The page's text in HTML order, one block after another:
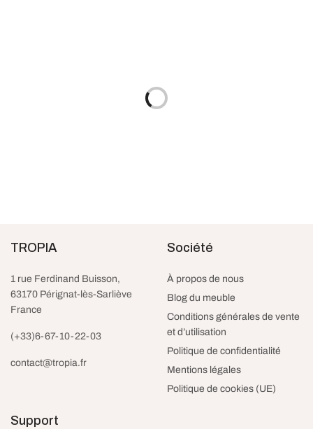
était :
Ajouter au panier
TROPIA
1 rue Ferdinand Buisson,
63170 Pérignat-lès-Sarliève
France
(+33)6-67-10-22-03
contact@tropia.fr
Société
À propos de nous
Blog du meuble
Conditions générales de vente
et d’utilisation
Politique de confidentialité
Mentions légales
Politique de cookies (UE)
Support